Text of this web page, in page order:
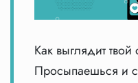
Как выглядит
Просыпаешься и